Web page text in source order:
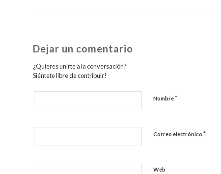
Dejar un comentario
¿Quieres unirte a la conversación?
Siéntete libre de contribuir!
Nombre*
Correo electrónico *
Web